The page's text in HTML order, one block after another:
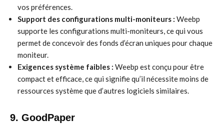
vos préférences.
Support des configurations multi-moniteurs : Weebp
supporte les configurations multi-moniteurs, ce qui vous
permet de concevoir des fonds d’écran uniques pour chaque
moniteur.
Exigences système faibles : Weebp est conçu pour être
compact et efficace, ce qui signifie qu’il nécessite moins de
ressources système que d’autres logiciels similaires.
9. GoodPaper